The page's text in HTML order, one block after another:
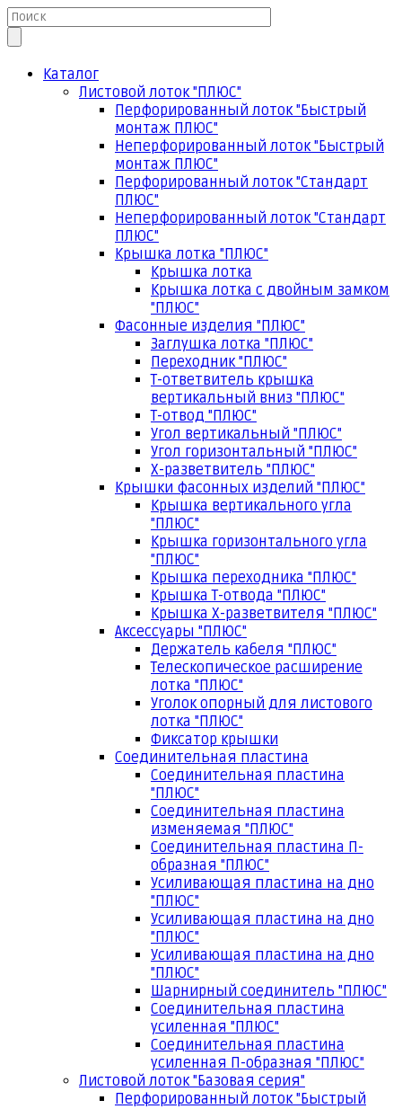
Каталог
Листовой лоток "ПЛЮС"
Перфорированный лоток "Быстрый
монтаж ПЛЮС"
Неперфорированный лоток "Быстрый
монтаж ПЛЮС"
Перфорированный лоток "Стандарт
ПЛЮС"
Неперфорированный лоток "Стандарт
ПЛЮС"
Крышка лотка "ПЛЮС"
Крышка лотка
Крышка лотка с двойным замком
"ПЛЮС"
Фасонные изделия "ПЛЮС"
Заглушка лотка "ПЛЮС"
Переходник "ПЛЮС"
Т-ответвитель крышка
вертикальный вниз "ПЛЮС"
Т-отвод "ПЛЮС"
Угол вертикальный "ПЛЮС"
Угол горизонтальный "ПЛЮС"
Х-разветвитель "ПЛЮС"
Крышки фасонных изделий "ПЛЮС"
Крышка вертикального угла
"ПЛЮС"
Крышка горизонтального угла
"ПЛЮС"
Крышка переходника "ПЛЮС"
Крышка Т-отвода "ПЛЮС"
Крышка Х-разветвителя "ПЛЮС"
Аксессуары "ПЛЮС"
Держатель кабеля "ПЛЮС"
Телескопическое расширение
лотка "ПЛЮС"
Уголок опорный для листового
лотка "ПЛЮС"
Фиксатор крышки
Соединительная пластина
Соединительная пластина
"ПЛЮС"
Соединительная пластина
изменяемая "ПЛЮС"
Соединительная пластина П-
образная "ПЛЮС"
Усиливающая пластина на дно
"ПЛЮС"
Усиливающая пластина на дно
"ПЛЮС"
Усиливающая пластина на дно
"ПЛЮС"
Шарнирный соединитель "ПЛЮС"
Соединительная пластина
усиленная "ПЛЮС"
Соединительная пластина
усиленная П-образная "ПЛЮС"
Листовой лоток "Базовая серия"
Перфорированный лоток "Быстрый